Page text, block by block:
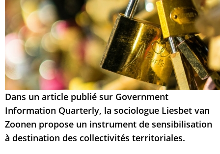
Dans un article publié sur Government
Information Quarterly, la sociologue Liesbet van
Zoonen propose un instrument de sensibilisation
à destination des collectivités territoriales.